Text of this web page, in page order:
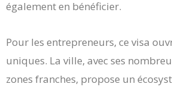
également en bénéficier.
Pour les entrepreneurs, ce visa
uniques. La ville, avec ses
zones franches, propose un